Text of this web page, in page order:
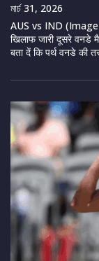
মার্চ 31, 2026
AUS vs IND
खिलाफ जारी दूसरे वनडे
बता दें कि पर्थ वनडे की